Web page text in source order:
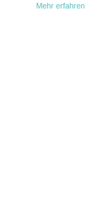
Mehr erfahren